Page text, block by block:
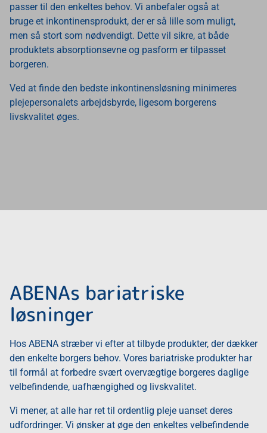
passer til den enkeltes behov. Vi anbefaler også at
bruge et inkontinensprodukt, der er så lille som muligt,
men så stort som nødvendigt. Dette vil sikre, at både
produktets absorptionsevne og pasform er tilpasset
borgeren.
Ved at finde den bedste inkontinensløsning minimeres
plejepersonalets arbejdsbyrde, ligesom borgerens
livskvalitet øges.
ABENAs bariatriske
løsninger
Hos ABENA stræber vi efter at tilbyde produkter, der dækker
den enkelte borgers behov. Vores bariatriske produkter har
til formål at forbedre svært overvægtige borgeres daglige
velbefindende, uafhængighed og livskvalitet.
Vi mener, at alle har ret til ordentlig pleje uanset deres
udfordringer. Vi ønsker at øge den enkeltes velbefindende